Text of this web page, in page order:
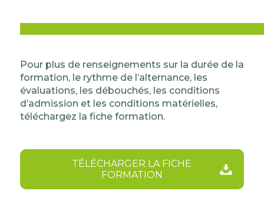
Pour plus de renseignements sur la durée de la
formation, le rythme de l’alternance, les
évaluations, les débouchés, les conditions
d’admission et les conditions matérielles,
téléchargez la fiche formation.
TÉLÉCHARGER LA FICHE
FORMATION